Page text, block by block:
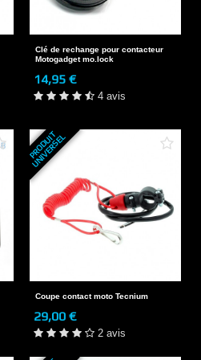
Clé de rechange pour contacteur
Motogadget mo.lock
14,95 €
4 avis
P
R
O
D
U
I
T
U
N
I
V
E
R
S
E
L
Coupe contact moto Tecnium
29,00 €
2 avis